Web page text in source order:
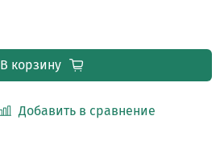
Добавить в сравнение
В корзину